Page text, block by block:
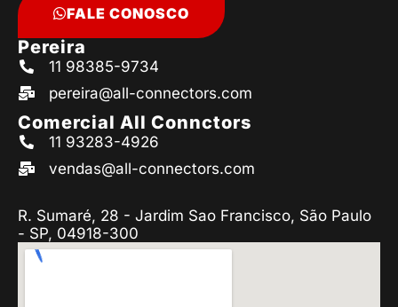
FALE CONOSCO
Pereira
11 98385-9734
pereira@all-connectors.com
Comercial All Connctors
11 93283-4926
vendas@all-connectors.com
R. Sumaré, 28 - Jardim Sao Francisco, São Paulo
- SP, 04918-300